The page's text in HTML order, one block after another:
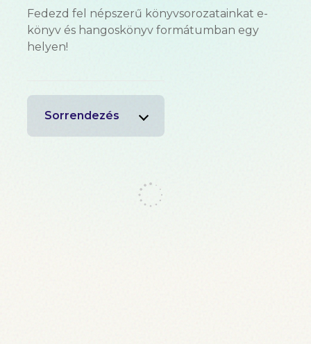
Fedezd fel népszerű könyvsorozatainkat e-
könyv és hangoskönyv formátumban egy
helyen!
Sorrendezés